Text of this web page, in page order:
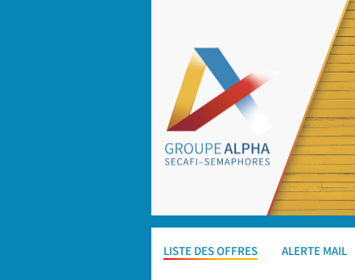
LISTE DES OFFRES ALERTE MAIL